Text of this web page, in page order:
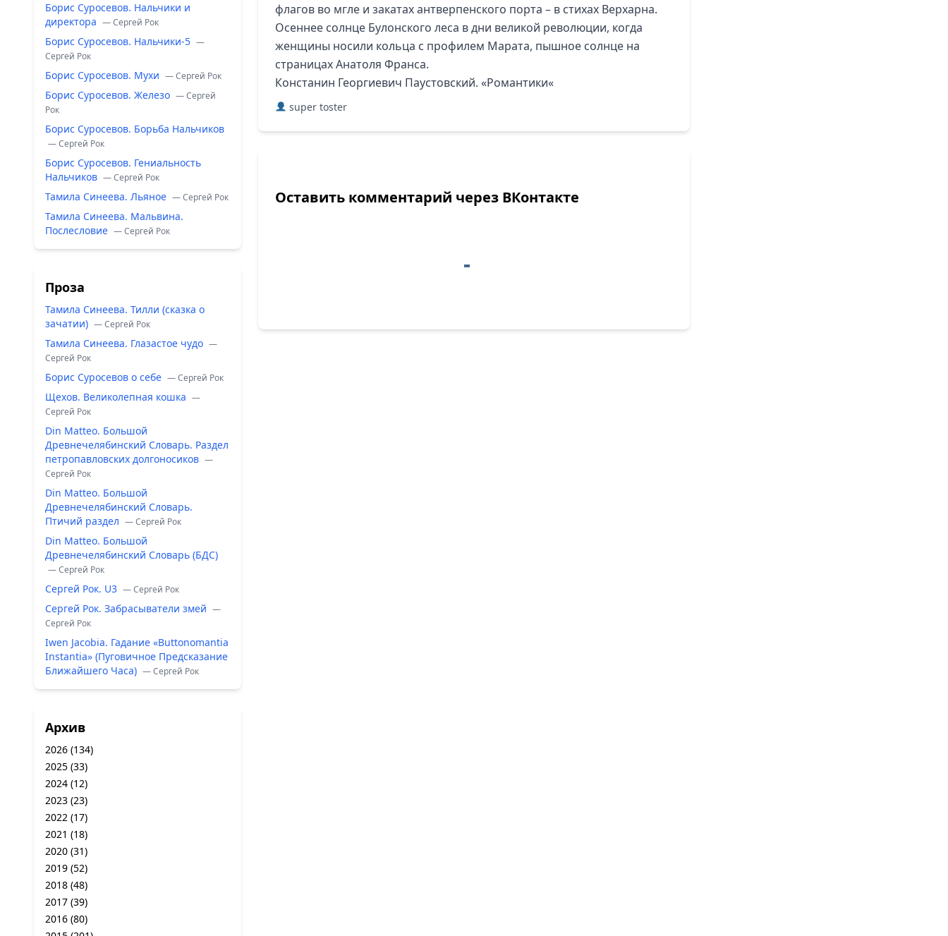
Борис Суросевов. Нальчики и
директора — Сергей Рок
Борис Суросевов. Нальчики-5 —
Сергей Рок
Борис Суросевов. Мухи — Сергей Рок
Борис Суросевов. Железо — Сергей
Рок
Борис Суросевов. Борьба Нальчиков
— Сергей Рок
Борис Суросевов. Гениальность
Нальчиков — Сергей Рок
Тамила Синеева. Льяное — Сергей Рок
Тамила Синеева. Мальвина.
Послесловие — Сергей Рок
Проза
Тамила Синеева. Тилли (сказка о
зачатии) — Сергей Рок
Тамила Синеева. Глазастое чудо —
Сергей Рок
Борис Суросевов о себе — Сергей Рок
Щехов. Великолепная кошка —
Сергей Рок
Din Matteo. Большой
Древнечелябинский Словарь. Раздел
петропавловских долгоносиков —
Сергей Рок
Din Matteo. Большой
Древнечелябинский Словарь.
Птичий раздел — Сергей Рок
Din Matteo. Большой
Древнечелябинский Словарь (БДС)
— Сергей Рок
Сергей Рок. U3 — Сергей Рок
Сергей Рок. Забрасыватели змей —
Сергей Рок
Iwen Jacobia. Гадание «Buttonomantia
Instantia» (Пуговичное Предсказание
Ближайшего Часа) — Сергей Рок
Архив
2026 (134)
2025 (33)
2024 (12)
2023 (23)
2022 (17)
2021 (18)
2020 (31)
2019 (52)
2018 (48)
2017 (39)
2016 (80)
флагов во мгле и закатах антверпенского порта – в стихах Верхарна.
Осеннее солнце Булонского леса в дни великой революции, когда
женщины носили кольца с профилем Марата, пышное солнце на
страницах Анатоля Франса.
Констанин Георгиевич Паустовский. «Романтики«
super toster
Оставить комментарий через ВКонтакте